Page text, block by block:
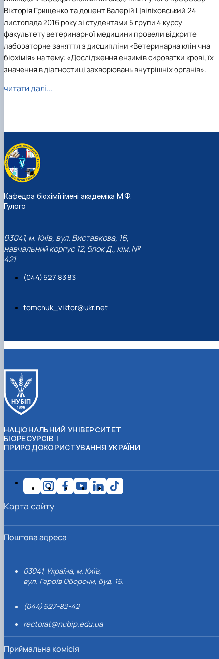
Вікторія Грищенко та доцент Валерій Цвіліховський 24
листопада 2016 року зі студентами 5 групи 4 курсу
факультету ветеринарної медицини провели відкрите
лабораторне заняття з дисципліни «Ветеринарна клінічна
біохімія» на тему: «Дослідження ензимів сироватки крові, їх
значення в діагностиці захворювань внутрішніх органів».
читати далі...
Кафедра біохімії імені академіка М.Ф.
Гулого
03041, м. Київ, вул. Виставкова, 16,
навчальний корпус 12, блок Д., кім. №
421
(044) 527 83 83
tomchuk_viktor@ukr.net
НАЦІОНАЛЬНИЙ УНІВЕРСИТЕТ
БІОРЕСУРСІВ І
ПРИРОДОКОРИСТУВАННЯ УКРАЇНИ
Поштова адреса
03041, Україна, м. Київ,
вул. Героїв Оборони, буд. 15.
(044) 527-82-42
rectorat@nubip.edu.ua
Приймальна комісія
Карта сайту